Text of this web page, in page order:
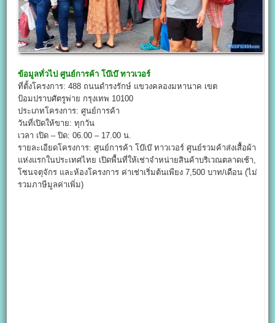
ข้อมูลทั่วไป ศูนย์การค้า โบ๊เบ๊ ทาวเวอร์
ที่ตั้งโครงการ: 488 ถนนดำรงรักษ์ แขวงคลองมหานาค เขต
ป้อมปราบศัตรูพ่าย กรุงเทพ 10100
ประเภทโครงการ: ศูนย์การค้า
วันที่เปิดให้ขาย: ทุกวัน
เวลา เปิด – ปิด: 06.00 – 17.00 น.
รายละเอียดโครงการ: ศูนย์การค้า โบ๊เบ๊ ทาวเวอร์ ศูนย์รวมค้าส่งเสื้อผ้า
แห่งแรกในประเทศไทย เปิดพื้นที่ให้เช่าจำหน่ายสินค้าบริเวณตลาดเช้า,
โซนจตุจักร และห้องโครงการ ค่าเช่าเริ่มต้นเพียง 7,500 บาท/เดือน (ไม่
รวมภาษีมูลค่าเพิ่ม)